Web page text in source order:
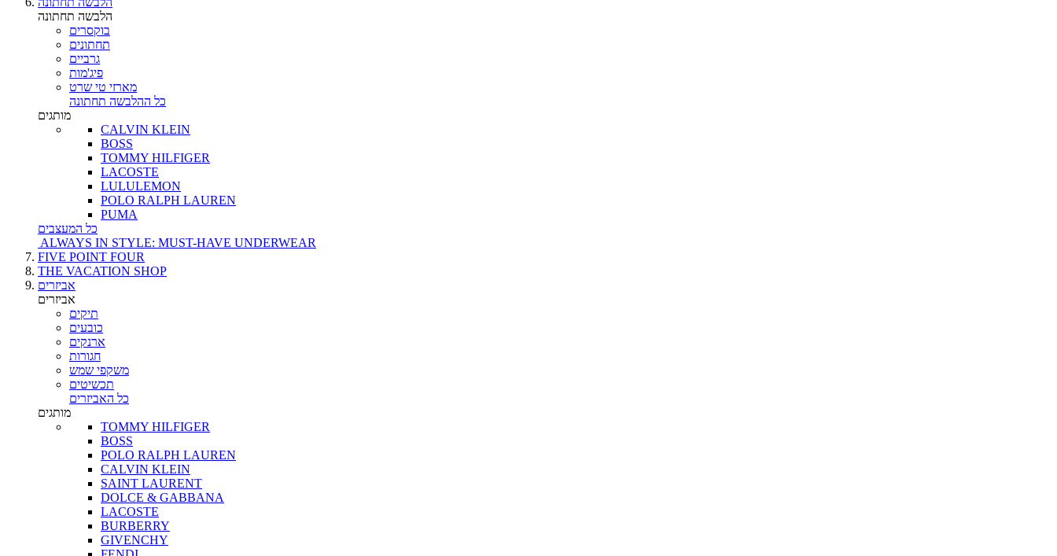
הלבשה תחתונה
בוקסרים
תחתונים
גרביים
פיג'מות
מארזי טי שרט
כל ההלבשה תחתונה
מותגים
CALVIN KLEIN
BOSS
TOMMY HILFIGER
LACOSTE
LULULEMON
POLO RALPH LAUREN
PUMA
כל המעצבים
ALWAYS IN STYLE: MUST-HAVE UNDERWEAR
FIVE POINT FOUR
THE VACATION SHOP
אביזרים
אביזרים
תיקים
כובעים
ארנקים
חגורות
משקפי שמש
תכשיטים
כל האביזרים
מותגים
TOMMY HILFIGER
BOSS
POLO RALPH LAUREN
CALVIN KLEIN
SAINT LAURENT
DOLCE & GABBANA
LACOSTE
BURBERRY
GIVENCHY